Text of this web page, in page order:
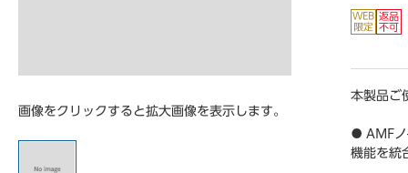
画像をクリックすると拡大画像を表示します。
本製品ご
● AMF
機能を統